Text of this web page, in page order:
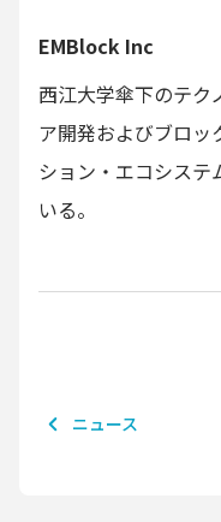
EMBlock Inc
西江大学傘下のテク
ア開発およびブロッ
ション・エコシステ
いる。
ニュース